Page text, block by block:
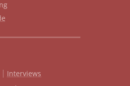
Interviews